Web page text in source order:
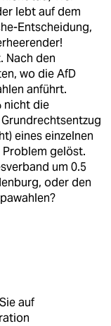
lebt auf dem
Entscheidung,
Nach den
wo die AfD
anführt.
nicht die
eines einzelnen
gelöst.
um 0.5
oder den
auf